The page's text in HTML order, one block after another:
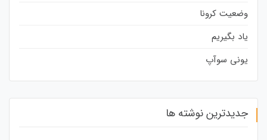
وضعیت کرونا
یاد بگیریم
یونی سوآپ
جدیدترین نوشته ها